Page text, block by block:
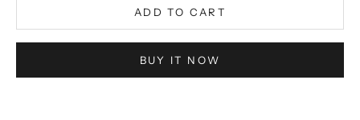
ADD TO CART
BUY IT NOW